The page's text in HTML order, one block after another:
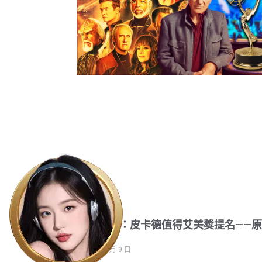
星際迷航：皮卡德值得艾美獎提名——
如下
2023 年 6 月 9 日